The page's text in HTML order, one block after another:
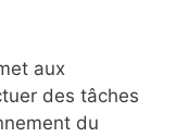
aux
des tâches
du